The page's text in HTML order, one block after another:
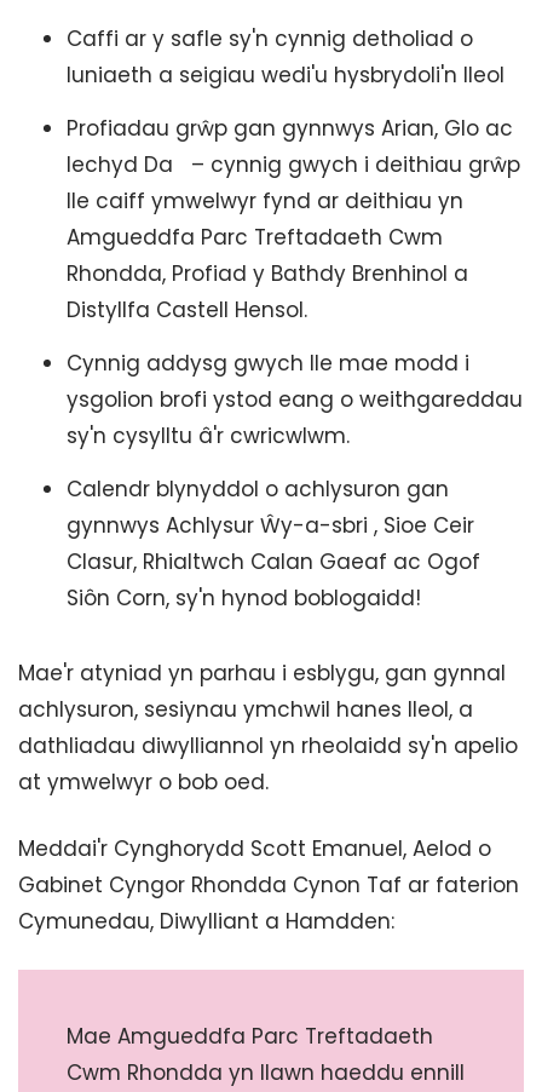
Caffi ar y safle sy'n cynnig detholiad o
luniaeth a seigiau wedi'u hysbrydoli'n lleol
Profiadau grŵp gan gynnwys Arian, Glo ac
Iechyd Da – cynnig gwych i deithiau grŵp
lle caiff ymwelwyr fynd ar deithiau yn
Amgueddfa Parc Treftadaeth Cwm
Rhondda, Profiad y Bathdy Brenhinol a
Distyllfa Castell Hensol.
Cynnig addysg gwych lle mae modd i
ysgolion brofi ystod eang o weithgareddau
sy'n cysylltu â'r cwricwlwm.
Calendr blynyddol o achlysuron gan
gynnwys Achlysur Ŵy-a-sbri , Sioe Ceir
Clasur, Rhialtwch Calan Gaeaf ac Ogof
Siôn Corn, sy'n hynod boblogaidd!
Mae'r atyniad yn parhau i esblygu, gan gynnal
achlysuron, sesiynau ymchwil hanes lleol, a
dathliadau diwylliannol yn rheolaidd sy'n apelio
at ymwelwyr o bob oed.
Meddai'r Cynghorydd Scott Emanuel, Aelod o
Gabinet Cyngor Rhondda Cynon Taf ar faterion
Cymunedau, Diwylliant a Hamdden:
Mae Amgueddfa Parc Treftadaeth
Cwm Rhondda yn llawn haeddu ennill